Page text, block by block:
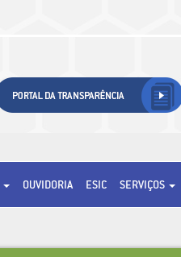
OUVIDORIA ESIC SERVIÇOS